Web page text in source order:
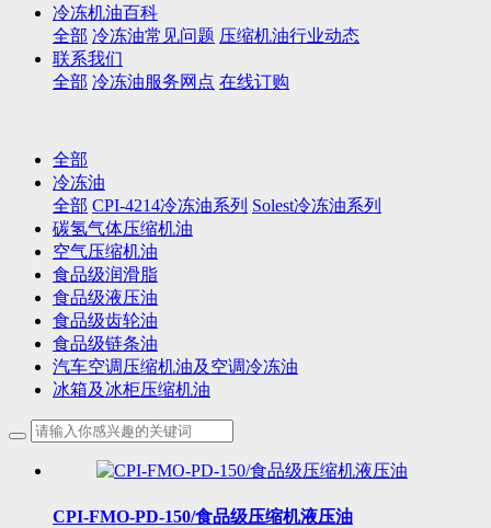
冷冻机油百科
全部 冷冻油常见问题 压缩机油行业动态
联系我们
全部 冷冻油服务网点 在线订购
全部
冷冻油
全部 CPI-4214冷冻油系列 Solest冷冻油系列
碳氢气体压缩机油
空气压缩机油
食品级润滑脂
食品级液压油
食品级齿轮油
食品级链条油
汽车空调压缩机油及空调冷冻油
冰箱及冰柜压缩机油
CPI-FMO-PD-150/食品级压缩机液压油